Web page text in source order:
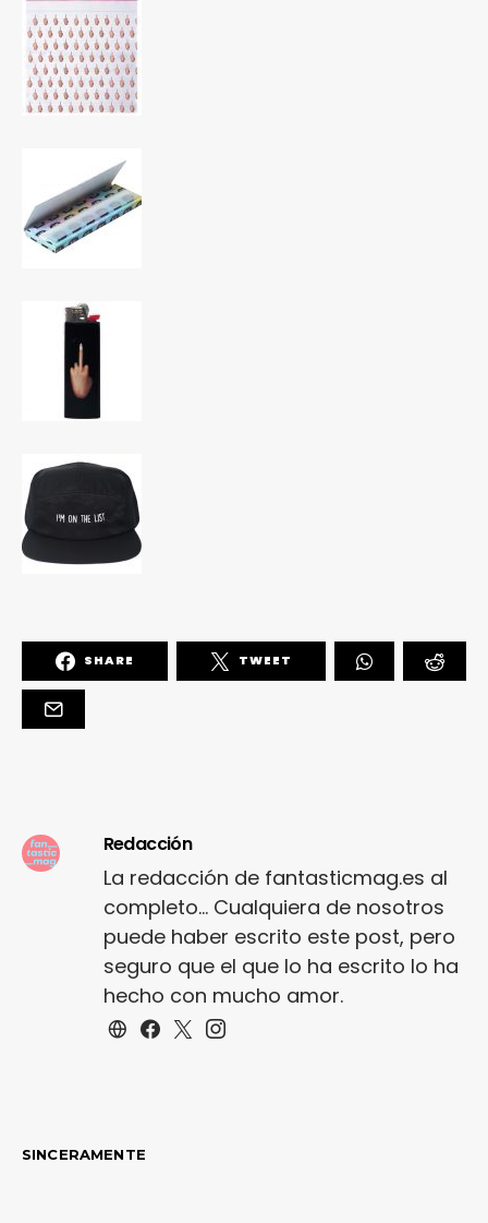
SHARE TWEET
Redacción
La redacción de fantasticmag.es al
completo... Cualquiera de nosotros
puede haber escrito este post, pero
seguro que el que lo ha escrito lo ha
hecho con mucho amor.
SINCERAMENTE